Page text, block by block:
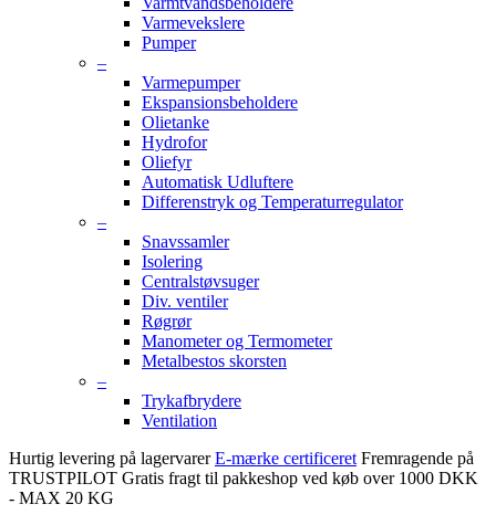
Varmevekslere
Pumper
–
Varmepumper
Ekspansionsbeholdere
Olietanke
Hydrofor
Oliefyr
Automatisk Udluftere
Differenstryk og Temperaturregulator
–
Snavssamler
Isolering
Centralstøvsuger
Div. ventiler
Røgrør
Manometer og Termometer
Metalbestos skorsten
–
Trykafbrydere
Ventilation
Hurtig levering på lagervarer E-mærke certificeret Fremragende på
TRUSTPILOT Gratis fragt til pakkeshop ved køb over 1000 DKK
- MAX 20 KG